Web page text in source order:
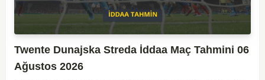
Twente Dunajska Streda İddaa Maç Tahmini 06
Ağustos 2026